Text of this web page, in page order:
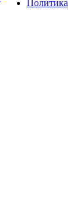
Политика